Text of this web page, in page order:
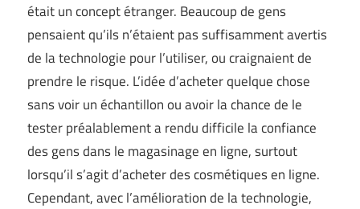
était un concept étranger. Beaucoup de gens
pensaient qu’ils n’étaient pas suffisamment avertis
de la technologie pour l’utiliser, ou craignaient de
prendre le risque. L’idée d’acheter quelque chose
sans voir un échantillon ou avoir la chance de le
tester préalablement a rendu difficile la confiance
des gens dans le magasinage en ligne, surtout
lorsqu’il s’agit d’acheter des cosmétiques en ligne.
Cependant, avec l’amélioration de la technologie,